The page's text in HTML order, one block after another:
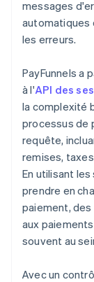
messages
automatiques
les erreurs.
PayFunnels a
à l'API des
la complexité
processus de
requête,
remises,
En utilisant
prendre en
paiement,
aux
souvent au
Avec un